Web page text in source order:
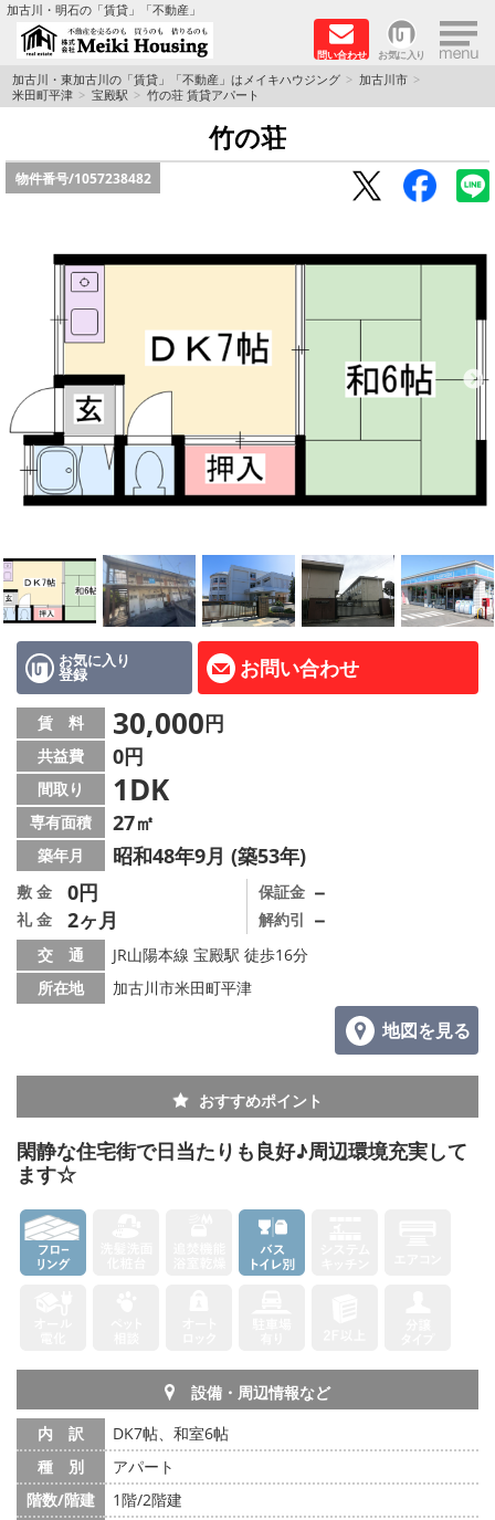
加古川・明石の「賃貸」「不動産」
問い合わせ お気に入り ×
TOPページ
☆メイキハウジングオススメ物件特集☆
都市ガス物件
ファミリー物件
ペットOK物件
保証人不要物件
◆新築物件の新設備で快適♪◆
路線·駅から探す
地域から探す
地図から探す
スタッフ紹介
Instagram
店舗情報·アクセス
会社概要
メールでお問い合わせ
加古川・東加古川の「賃貸」「不動産」はメイキハウジング
加古川市
米田町平津
宝殿駅 竹の荘 賃貸アパート
竹の荘
物件番号/1057238482
お気に入り
登録 お問い合わせ
賃 料 30,000円
共益費 0円
間取り 1DK
専有面積 27㎡
築年月 昭和48年9月 (築53年)
敷 金 0円
礼 金 2ヶ月
保証金 －
解約引 －
交 通
JR山陽本線 宝殿駅 徒歩16分
所在地
加古川市米田町平津
地図を見る
おすすめポイント
閑静な住宅街で日当たりも良好♪周辺環境充実して
ます☆
設備・周辺情報など
内 訳
DK7帖、和室6帖
種 別
アパート
階数/階建
1階/2階建